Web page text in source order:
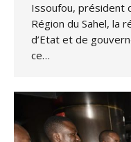
Issoufou, président
Région du Sahel, la
d’Etat et de
ce…